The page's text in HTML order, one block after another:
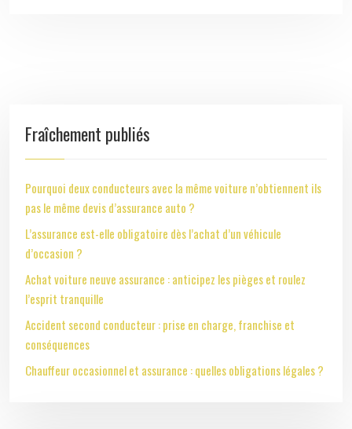
Fraîchement publiés
Pourquoi deux conducteurs avec la même voiture n’obtiennent ils
pas le même devis d’assurance auto ?
L’assurance est-elle obligatoire dès l’achat d’un véhicule
d’occasion ?
Achat voiture neuve assurance : anticipez les pièges et roulez
l’esprit tranquille
Accident second conducteur : prise en charge, franchise et
conséquences
Chauffeur occasionnel et assurance : quelles obligations légales ?